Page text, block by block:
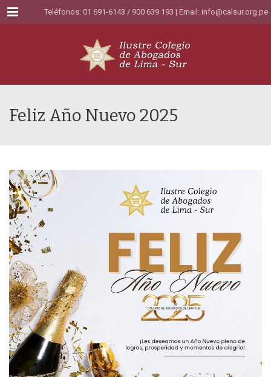
Menu Teléfonos: 01 691-6143 / 900 639 193 | Email: info@calsur.org.pe
Feliz Año Nuevo 2025